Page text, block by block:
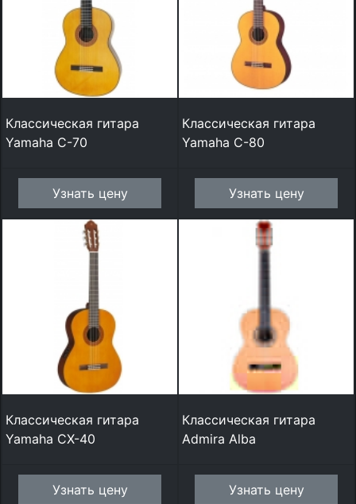
Классическая гитара
Yamaha C-70
Узнать цену
Классическая гитара
Yamaha C-80
Узнать цену
Классическая гитара
Yamaha CX-40
Узнать цену
Классическая гитара
Admira Alba
Узнать цену